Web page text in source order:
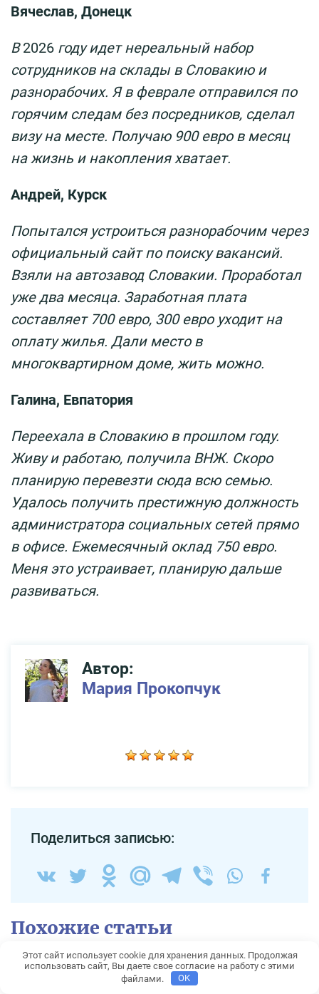
Вячеслав, Донецк
В2026 году идет нереальный набор
сотрудников на склады в Словакию и
разнорабочих. Я в феврале отправился по
горячим следам без посредников, сделал
визу на месте. Получаю 900 евро в месяц
на жизнь и накопления хватает.
Андрей, Курск
Попытался устроиться разнорабочим через
официальный сайт по поиску вакансий.
Взяли на автозавод Словакии. Проработал
уже два месяца. Заработная плата
составляет 700 евро, 300 евро уходит на
оплату жилья. Дали место в
многоквартирном доме, жить можно.
Галина, Евпатория
Переехала в Словакию в прошлом году.
Живу и работаю, получила ВНЖ. Скоро
планирую перевезти сюда всю семью.
Удалось получить престижную должность
администратора социальных сетей прямо
в офисе. Ежемесячный оклад 750 евро.
Меня это устраивает, планирую дальше
развиваться.
Автор:
Мария Прокопчук
Поделиться записью:
Похожие статьи
Оформление ВНЖ и
гражданства Словакии в
Этот сайт использует cookie для хранения данных. Продолжая
использовать сайт, Вы даете свое согласие на работу с этими
файлами.
OK